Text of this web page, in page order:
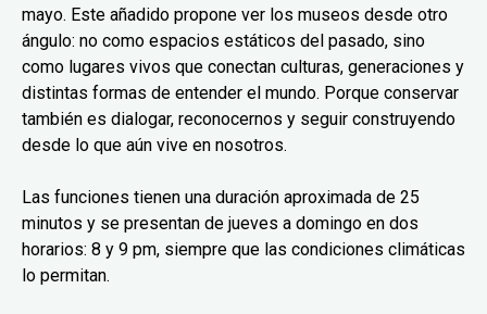
mayo. Este añadido propone ver los museos desde otro
ángulo: no como espacios estáticos del pasado, sino
como lugares vivos que conectan culturas, generaciones y
distintas formas de entender el mundo. Porque conservar
también es dialogar, reconocernos y seguir construyendo
desde lo que aún vive en nosotros.
Las funciones tienen una duración aproximada de 25
minutos y se presentan de jueves a domingo en dos
horarios: 8 y 9 pm, siempre que las condiciones climáticas
lo permitan.